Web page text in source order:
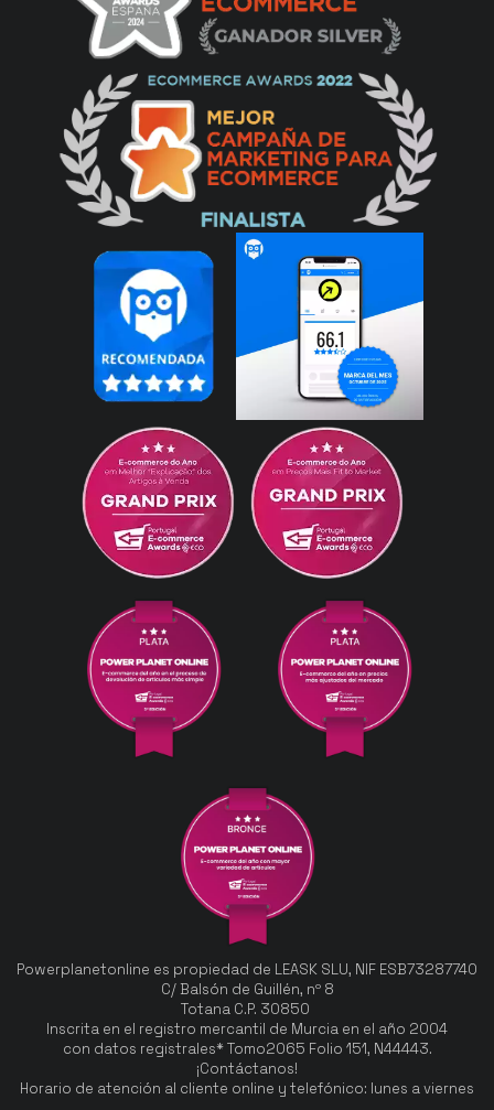
Powerplanetonline es propiedad de LEASK SLU, NIF ESB73287740
C/ Balsón de Guillén, nº 8
Totana C.P. 30850
Inscrita en el registro mercantil de Murcia en el año 2004
con datos registrales* Tomo2065 Folio 151, N44443.
¡Contáctanos!
Horario de atención al cliente online y telefónico: lunes a viernes